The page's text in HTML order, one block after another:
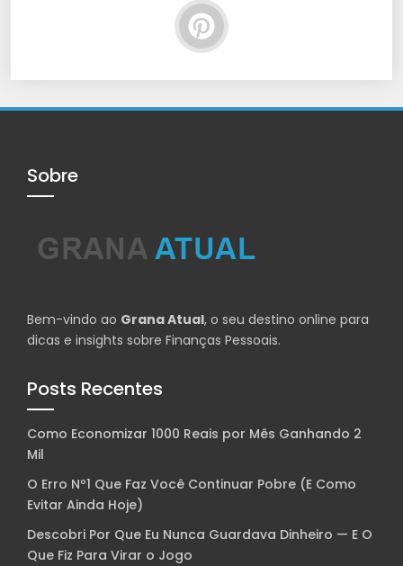
Sobre
Bem-vindo ao Grana Atual, o seu destino online para
dicas e insights sobre Finanças Pessoais.
Posts Recentes
Como Economizar 1000 Reais por Mês Ganhando 2
Mil
O Erro Nº1 Que Faz Você Continuar Pobre (E Como
Evitar Ainda Hoje)
Descobri Por Que Eu Nunca Guardava Dinheiro — E O
Que Fiz Para Virar o Jogo